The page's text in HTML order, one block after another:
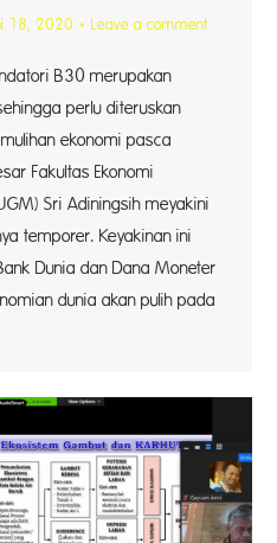
18, 2020 Leave a comment
B30 merupakan
perlu diteruskan
ekonomi pasca
Fakultas Ekonomi
Sri Adiningsih meyakini
temporer. Keyakinan ini
Dunia dan Dana Moneter
dunia akan pulih pada